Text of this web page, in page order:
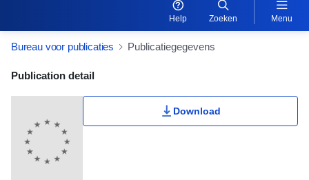
Help Zoeken Menu
Bureau voor publicaties Publicatiegegevens
Publication Detail Actions Portlet
Publication detail
Download